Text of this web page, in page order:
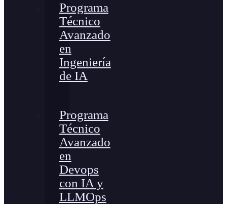
Programa
Técnico
Avanzado
en
Ingeniería
de IA
Programa
Técnico
Avanzado
en
Devops
con IA y
LLMOps